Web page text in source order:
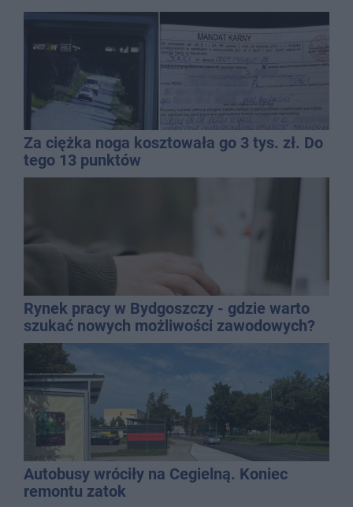
Za ciężka noga kosztowała go 3 tys. zł. Do
tego 13 punktów
Rynek pracy w Bydgoszczy - gdzie warto
szukać nowych możliwości zawodowych?
Autobusy wróciły na Cegielną. Koniec
remontu zatok